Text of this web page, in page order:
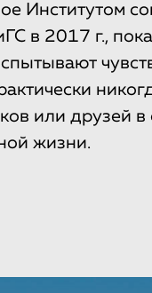
Институтом
в 2017 г.,
или друзей
жизни.